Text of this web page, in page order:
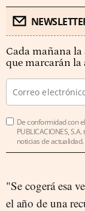
Cada mañana la
que marcarán la
De conformidad con el
PUBLICACIONES,
noticias de actualidad.
"Se cogerá esa
el año de una